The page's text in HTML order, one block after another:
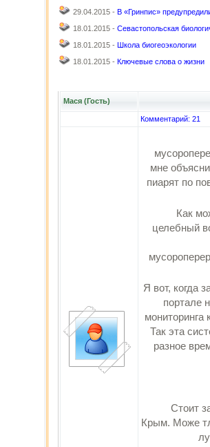
29.04.2015 - В «Гринпис»
18.01.2015 - Севастопольская
18.01.2015 - Школа биогеоэкологии
18.01.2015 - Ключевые слова о жизни
Мася (Гость)
Комментарий: 21
мне
пиарят по
Как
целебный
Я вот, когда
портале
мониторинга
Так эта
разное
Стоит
Крым. Може